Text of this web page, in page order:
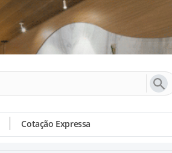
Cotação Expressa